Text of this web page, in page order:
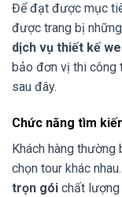
Để đạt được mục
được trang bị
dịch vụ thiết kế
bảo đơn vị thi công
sau đây.
Chức năng tìm
Khách hàng
chọn tour khác
trọn gói chất lượng